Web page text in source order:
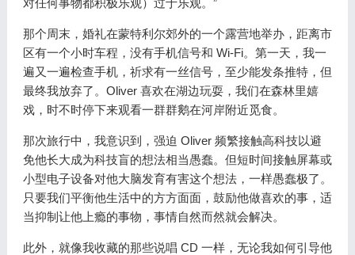
那个周末，婚礼在蒙特利尔郊外的一个露营地举办，距离市
区有一个小时车程，没有手机信号和 Wi-Fi。第一天，我一
遍又一遍检查手机，祈求有一丝信号，至少能发条推特，但
最终我放弃了。Oliver 喜欢在湖边玩耍，我们在森林里嬉
戏，时不时停下来观看一群群鹅在河岸附近觅食。
那次旅行中，我意识到，强迫 Oliver 频繁接触高科技以避
免他长大成为科技盲的想法相当愚蠢。但短时间接触屏幕或
小型电子设备对他大脑发育有害这个想法，一样愚蠢极了。
只要我们平衡他生活中的方方面面，鼓励他做喜欢的事，适
当抑制让他上瘾的事物，事情自然而然就会解决。
此外，就像我收藏的那些说唱 CD 一样，无论我如何引导他